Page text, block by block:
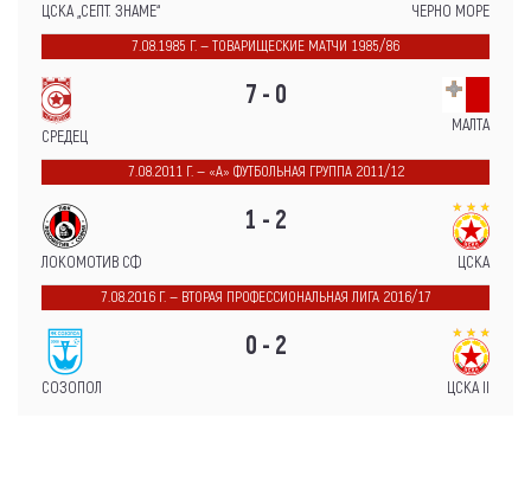
ЦСКА „СЕПТ. ЗНАМЕ“ ЧЕРНО МОРЕ
7.08.1985 Г. — ТОВАРИЩЕСКИЕ МАТЧИ 1985/86
СРЕДЕЦ
7 - 0
МАЛТА
7.08.2011 Г. — «А» ФУТБОЛЬНАЯ ГРУППА 2011/12
ЛОКОМОТИВ СФ
1 - 2
ЦСКА
7.08.2016 Г. — ВТОРАЯ ПРОФЕССИОНАЛЬНАЯ ЛИГА 2016/17
СОЗОПОЛ
0 - 2
ЦСКА II